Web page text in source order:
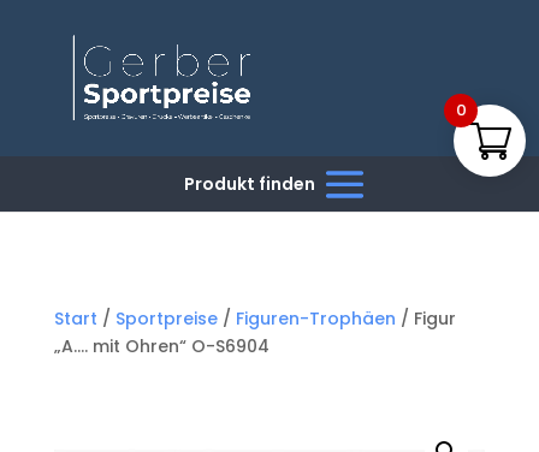
Start / Sportpreise/ Figuren-Trophäen / Figur
„A…. mit Ohren“ O-S6904
0